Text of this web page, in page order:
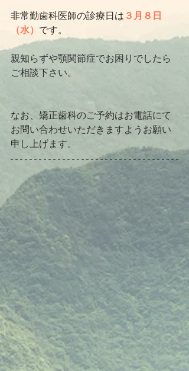
非常勤歯科医師の診療日は ３月８日
（水） です。
親知らずや顎関節症でお困りでしたら
ご相談下さい。
なお、矯正歯科のご予約はお電話にて
お問い合わせいただきますようお願い
申し上げます。